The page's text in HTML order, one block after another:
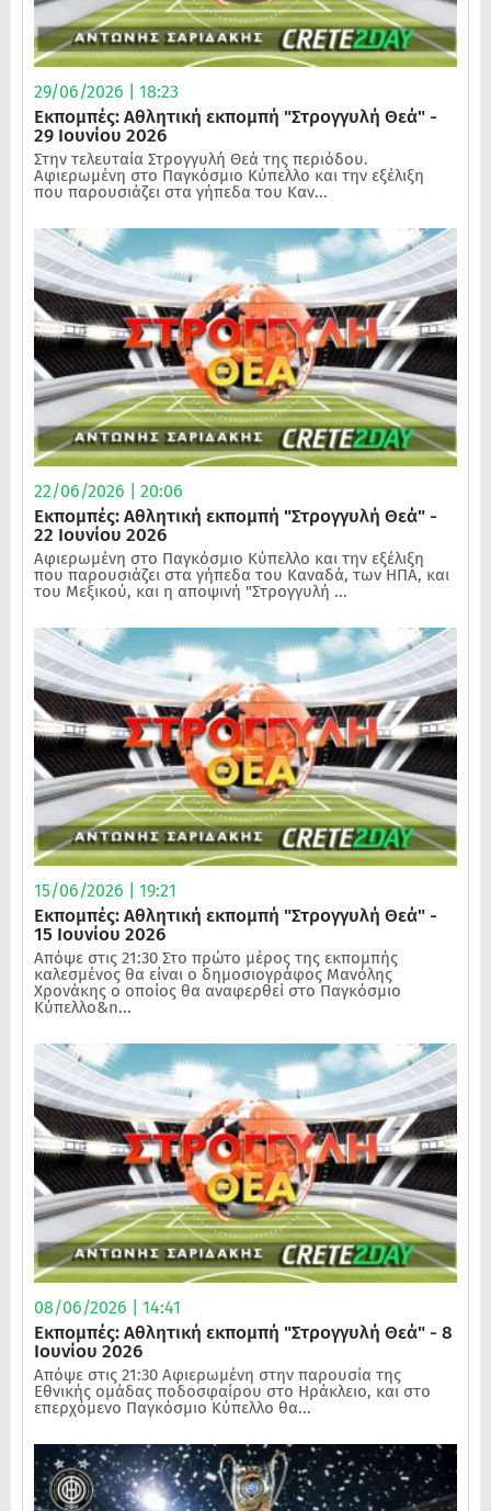
29/06/2026 | 18:23
Εκπομπές: Αθλητική εκπομπή "Στρογγυλή Θεά" -
29 Ιουνίου 2026
Στην τελευταία Στρογγυλή Θεά της περιόδου.
Αφιερωμένη στο Παγκόσμιο Κύπελλο και την εξέλιξη
που παρουσιάζει στα γήπεδα του Καν...
22/06/2026 | 20:06
Εκπομπές: Αθλητική εκπομπή "Στρογγυλή Θεά" -
22 Ιουνίου 2026
Αφιερωμένη στο Παγκόσμιο Κύπελλο και την εξέλιξη
που παρουσιάζει στα γήπεδα του Καναδά, των ΗΠΑ, και
του Μεξικού, και η αποψινή "Στρογγυλή ...
15/06/2026 | 19:21
Εκπομπές: Αθλητική εκπομπή "Στρογγυλή Θεά" -
15 Ιουνίου 2026
Απόψε στις 21:30 Στο πρώτο μέρος της εκπομπής
καλεσμένος θα είναι ο δημοσιογράφος Μανόλης
Χρονάκης ο οποίος θα αναφερθεί στο Παγκόσμιο
Κύπελλο&n...
08/06/2026 | 14:41
Εκπομπές: Αθλητική εκπομπή "Στρογγυλή Θεά" - 8
Ιουνίου 2026
Απόψε στις 21:30 Αφιερωμένη στην παρουσία της
Εθνικής ομάδας ποδοσφαίρου στο Ηράκλειο, και στο
επερχόμενο Παγκόσμιο Κύπελλο θα...